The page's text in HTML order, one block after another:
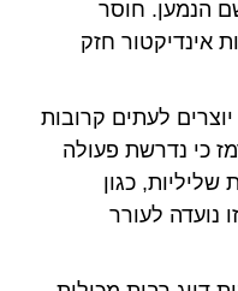
הנמען. חוסר
אינדיקטור חזק
לעתים קרובות
כי נדרשת פעולה
שליליות, כגון
נועדה לעורר